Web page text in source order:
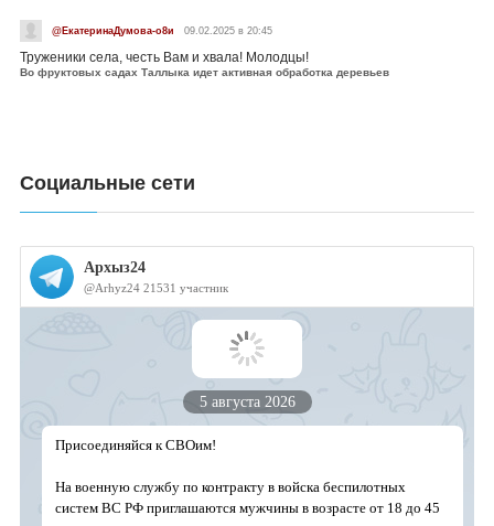
@ЕкатеринаДумова-о8и 09.02.2025 в 20:45
Труженики села, честь Вам и хвала! Молодцы!
Во фруктовых садах Таллыка идет активная обработка деревьев
Социальные сети